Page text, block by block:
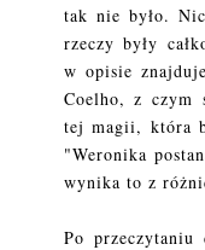
tak nie było.
rzeczy były
w opisie
Coelho, z czym
tej magii, która
"Weronika
wynika to z
Po przeczytaniu